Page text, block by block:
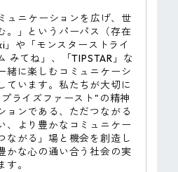
ュニケーションを広げ、世
。」というパーパス（存在
や「モンスターストライ
みてね」、「TIPSTAR」な
緒に楽しむコミュニケーシ
ています。私たちが大切に
ライズファースト"の精神
ョンである、ただつながる
、より豊かなコミュニケー
ながる」場と機会を創造し
かな心の通い合う社会の実
。